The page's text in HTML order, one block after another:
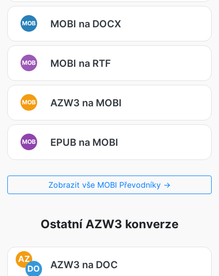
MOB MOBI na DOCX
MOB MOBI na RTF
MOB AZW3 na MOBI
MOB EPUB na MOBI
Zobrazit vše MOBI Převodníky →
Ostatní AZW3 konverze
AZ
DO
AZW3 na DOC